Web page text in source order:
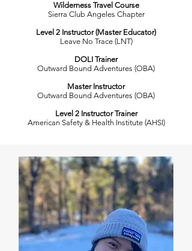
Wilderness Travel Course
Sierra Club Angeles Chapter
Level 2 Instructor (Master Educator)
Leave No Trace (LNT)
DOLI Trainer
Outward Bound Adventures (OBA)
Master Instructor
Outward Bound Adventures (OBA)
Level 2 Instructor Trainer
American Safety & Health Institute (AHSI)